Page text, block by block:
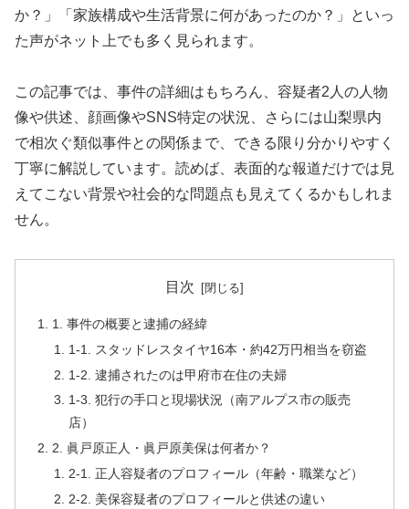
か？」「家族構成や生活背景に何があったのか？」といっ
た声がネット上でも多く見られます。
この記事では、事件の詳細はもちろん、容疑者2人の人物
像や供述、顔画像やSNS特定の状況、さらには山梨県内
で相次ぐ類似事件との関係まで、できる限り分かりやすく
丁寧に解説しています。読めば、表面的な報道だけでは見
えてこない背景や社会的な問題点も見えてくるかもしれま
せん。
目次
1. 事件の概要と逮捕の経緯
1-1. スタッドレスタイヤ16本・約42万円相当を窃盗
1-2. 逮捕されたのは甲府市在住の夫婦
1-3. 犯行の手口と現場状況（南アルプス市の販売
店）
2. 眞戸原正人・眞戸原美保は何者か？
2-1. 正人容疑者のプロフィール（年齢・職業など）
2-2. 美保容疑者のプロフィールと供述の違い